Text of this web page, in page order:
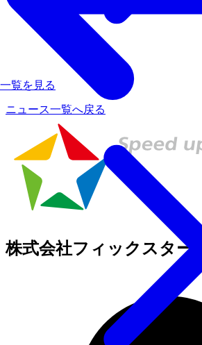
一覧を見る
ニュース一覧へ戻る
株式会社フィックスターズ